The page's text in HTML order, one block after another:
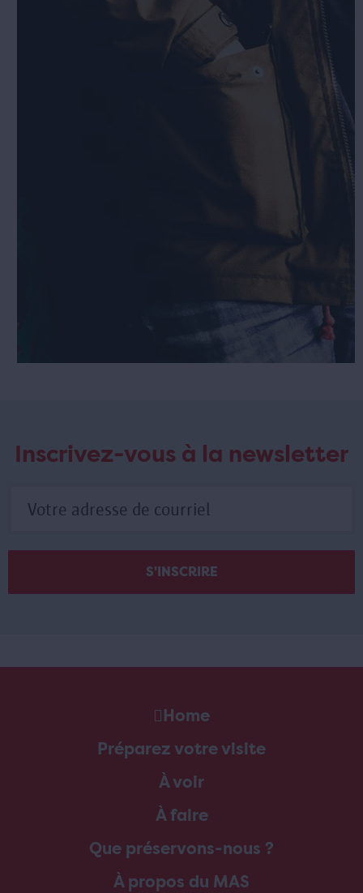
Inscrivez-vous à la newsletter
Home
Préparez votre visite
À voir
À faire
Que préservons-nous ?
À propos du MAS